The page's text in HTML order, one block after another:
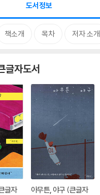
도서정보
책소개 목차 저자 소개
글자도서
글자
아무튼, 야구 (큰글자